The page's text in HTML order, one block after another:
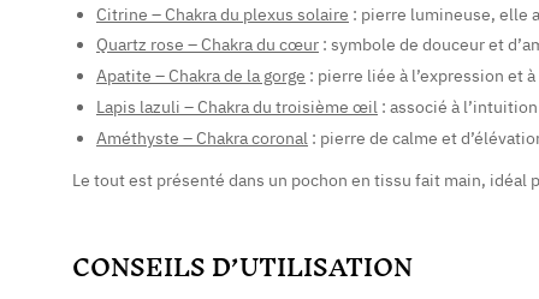
Citrine – Chakra du plexus solaire : pierre lumineuse, elle
Quartz rose – Chakra du cœur : symbole de douceur et
Apatite – Chakra de la gorge : pierre liée à l’expression et
Lapis lazuli – Chakra du troisième œil : associé à
Améthyste – Chakra coronal : pierre de calme et
Le tout est présenté dans un pochon en tissu fait main,
CONSEILS D’UTILISATION